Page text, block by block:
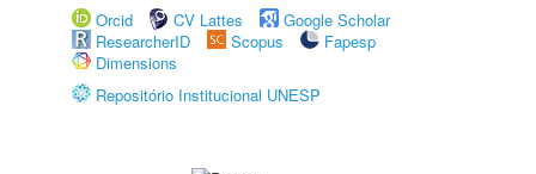
Orcid
CV Lattes
Google Scholar
ResearcherID
Scopus
Fapesp
Dimensions
Repositório Institucional UNESP